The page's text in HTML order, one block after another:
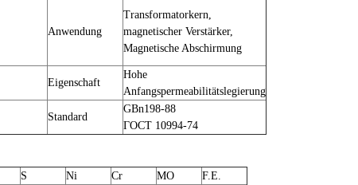
Anwendung
Transformatorkern,
magnetischer Verstärker,
Magnetische Abschirmung
Eigenschaft
Hohe
Anfangspermeabilitätslegierung
Standard
GBn198-88
ГОСТ 10994-74
S Ni Cr MO
F.E.